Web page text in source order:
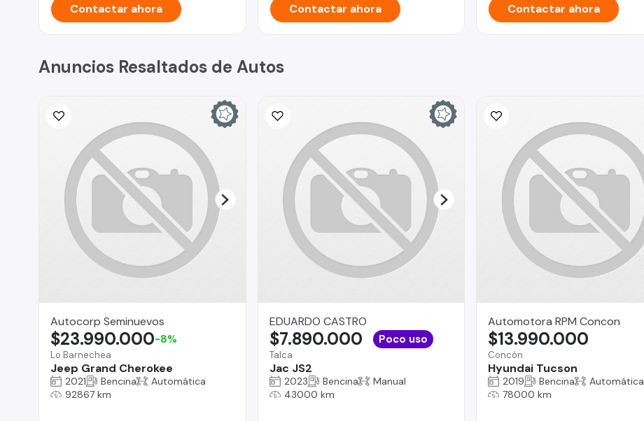
Contactar ahora Contactar ahora Contactar ahora
Anuncios Resaltados de Autos
Autocorp Seminuevos
Lo Barnechea
Jeep Grand Cherokee
$23.990.000-8%
2021 Bencina
Automática
92867 km
EDUARDO CASTRO
Talca
Jac JS2
$7.890.000 Poco uso
2023 Bencina
Manual
43000 km
Automotora RPM Concon
Concón
Hyundai Tucson
$13.990.000
2019 Bencina
Automática
78000 km